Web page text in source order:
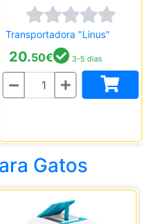
Transportadora "Linus"
20.50€ 3-5 dias
Quantidade
Gatos